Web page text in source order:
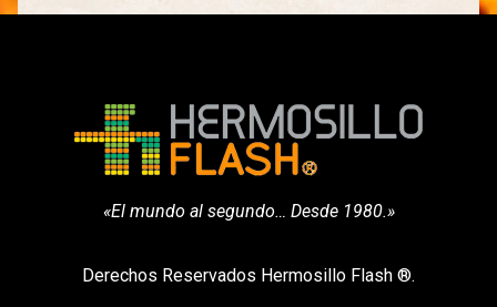
«El mundo al segundo… Desde 1980.»
Derechos Reservados Hermosillo Flash ®.